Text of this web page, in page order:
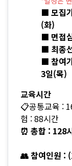
■ 모집
(화)
■ 면접
■ 최종
■ 참여
3일(목)
교육시간
📋공통교육 :
험 : 88시간
⏰ 총합 : 128
👥 참여인원 :